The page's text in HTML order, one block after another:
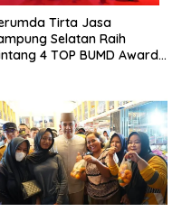
Tirta Jasa
Selatan Raih
4 TOP BUMD Awards